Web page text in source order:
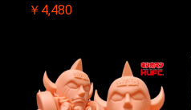
￥4,480